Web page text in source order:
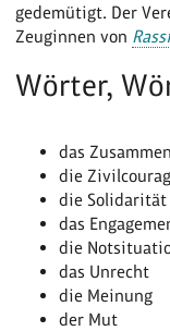
gedemütigt. Der
Zeuginnen von
Wörter,
das
die
die Solidarität
das
die
das Unrecht
die Meinung
der Mut